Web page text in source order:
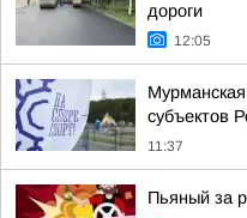
дороги
12:05
субъектов
11:37
Пьяный за